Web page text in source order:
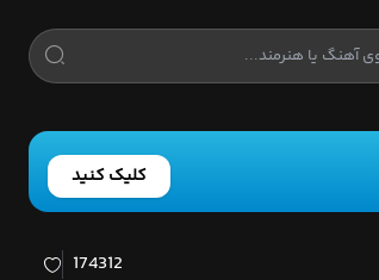
کلیک کنید
174312